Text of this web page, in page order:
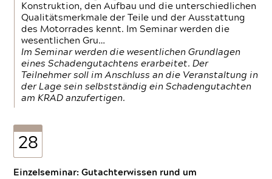
Konstruktion, den Aufbau und die unterschiedlichen
Qualitätsmerkmale der Teile und der Ausstattung
des Motorrades kennt. Im Seminar werden die
wesentlichen Gru…
Im Seminar werden die wesentlichen Grundlagen
eines Schadengutachtens erarbeitet. Der
Teilnehmer soll im Anschluss an die Veranstaltung in
der Lage sein selbstständig ein Schadengutachten
am KRAD anzufertigen.
28
Einzelseminar: Gutachterwissen rund um